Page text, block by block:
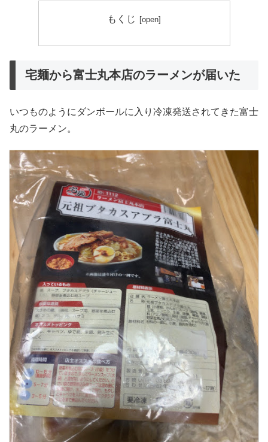
もくじ
宅麺から富士丸本店のラーメンが届いた
いつものようにダンボールに入り冷凍発送されてきた富士
丸のラーメン。